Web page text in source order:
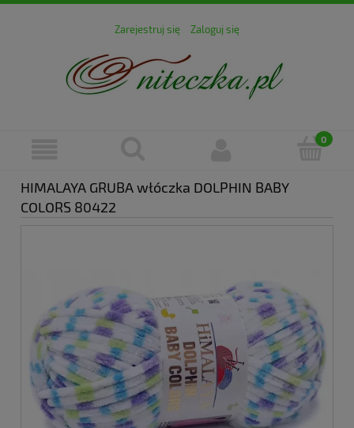
Zarejestruj się Zaloguj się
HIMALAYA GRUBA włóczka DOLPHIN BABY
COLORS 80422